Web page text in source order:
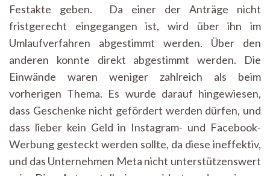
Festakte geben. Da einer der Anträge nicht
fristgerecht eingegangen ist, wird über ihn im
Umlaufverfahren abgestimmt werden. Über den
anderen konnte direkt abgestimmt werden. Die
Einwände waren weniger zahlreich als beim
vorherigen Thema. Es wurde darauf hingewiesen,
dass Geschenke nicht gefördert werden dürfen, und
dass lieber kein Geld in Instagram- und Facebook-
Werbung gesteckt werden sollte, da diese ineffektiv,
und das Unternehmen Meta nicht unterstützenswert